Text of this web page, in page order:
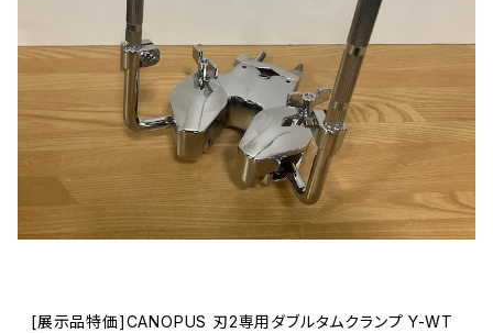
[展示品特価]CANOPUS 刃2専用ダブルタムクランプ Y-WT